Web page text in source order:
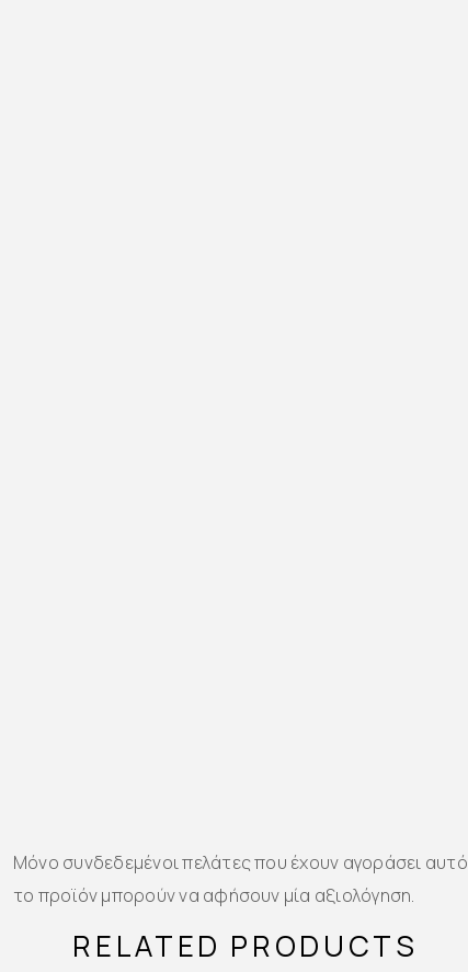
Μόνο συνδεδεμένοι πελάτες που έχουν αγοράσει αυτό
το προϊόν μπορούν να αφήσουν μία αξιολόγηση.
RELATED PRODUCTS